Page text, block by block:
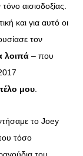
αισιοδοξίας.
και για αυτό οι
τον
λοιπά – που
μου.
το Joey
τόσο